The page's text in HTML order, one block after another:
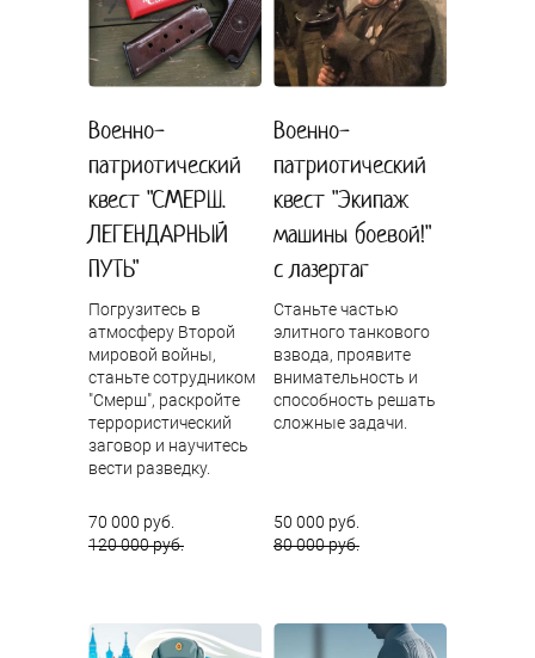
Военно-
патриотический
квест "СМЕРШ.
ЛЕГЕНДАРНЫЙ
ПУТЬ"
Погрузитесь в
атмосферу Второй
мировой войны,
станьте сотрудником
"Смерш", раскройте
террористический
заговор и научитесь
вести разведку.
70 000 руб.
120 000 руб.
Военно-
патриотический
квест "Экипаж
машины боевой!"
с лазертаг
Станьте частью
элитного танкового
взвода, проявите
внимательность и
способность решать
сложные задачи.
50 000 руб.
80 000 руб.